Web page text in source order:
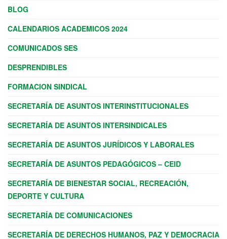
BLOG
CALENDARIOS ACADEMICOS 2024
COMUNICADOS SES
DESPRENDIBLES
FORMACION SINDICAL
SECRETARÍA DE ASUNTOS INTERINSTITUCIONALES
SECRETARÍA DE ASUNTOS INTERSINDICALES
SECRETARÍA DE ASUNTOS JURÍDICOS Y LABORALES
SECRETARÍA DE ASUNTOS PEDAGÓGICOS – CEID
SECRETARÍA DE BIENESTAR SOCIAL, RECREACIÓN,
DEPORTE Y CULTURA
SECRETARÍA DE COMUNICACIONES
SECRETARÍA DE DERECHOS HUMANOS, PAZ Y DEMOCRACIA